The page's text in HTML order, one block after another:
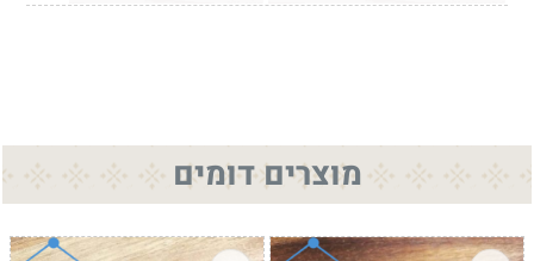
מוצרים דומים